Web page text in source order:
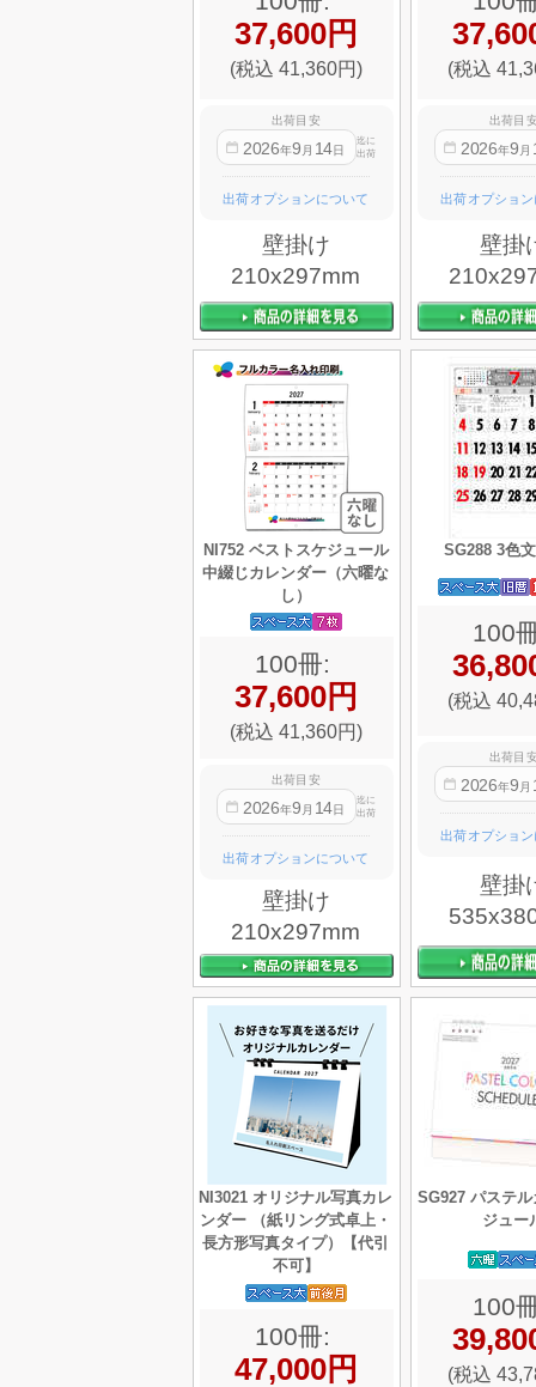
37,600円
(税込 41,360円)
出荷目安
2026年9 月 14日
迄に
出荷
出荷オプションについて
壁掛け
210x297mm
(税込
出荷目
2026年9 月
出荷オプショ
壁掛
NI752 ベストスケジュール
中綴じカレンダー（六曜な
し）
100冊:
37,600円
(税込 41,360円)
出荷目安
2026年9 月 14日
迄に
出荷
出荷オプションについて
壁掛け
210x297mm
SG288 3色
100
(税込
出荷目
2026年9 月
出荷オプショ
壁掛
NI3021 オリジナル写真カレ
ンダー （紙リング式卓上・
長方形写真タイプ）【代引
不可】
100冊:
47,000円
SG927 パステ
ジュー
100
(税込